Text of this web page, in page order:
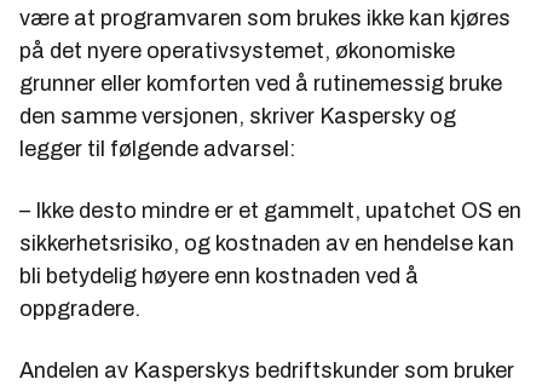
være at programvaren som brukes ikke kan kjøres
på det nyere operativsystemet, økonomiske
grunner eller komforten ved å rutinemessig bruke
den samme versjonen, skriver Kaspersky og
legger til følgende advarsel:
– Ikke desto mindre er et gammelt, upatchet OS en
sikkerhetsrisiko, og kostnaden av en hendelse kan
bli betydelig høyere enn kostnaden ved å
oppgradere.
Andelen av Kasperskys bedriftskunder som bruker